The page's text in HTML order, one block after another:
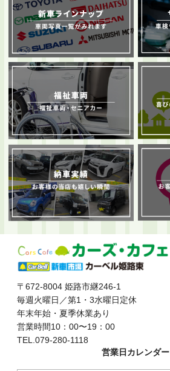
〒672-8004 姫路市継246-1
毎週火曜日／第1・3水曜日定休
年末年始・夏季休業あり
営業時間10：00〜19：00
TEL.079-280-1118
営業日カレンダー